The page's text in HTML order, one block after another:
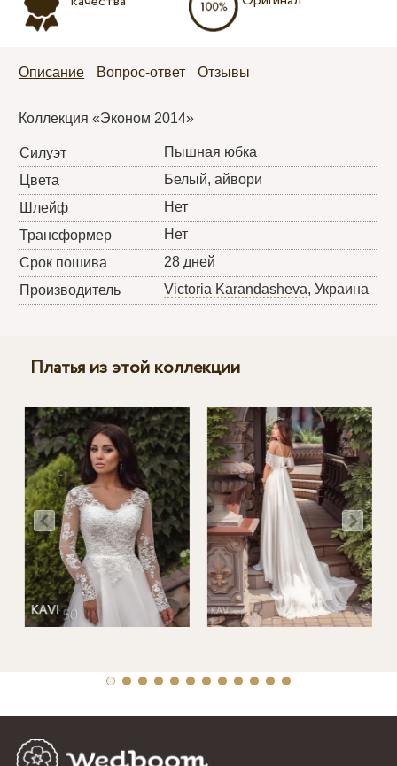
Описание Вопрос-ответ Отзывы
Коллекция «Эконом 2014»
Силуэт
Пышная юбка
Цвета
Белый, айвори
Шлейф
Нет
Трансформер
Нет
Срок пошива
28 дней
Производитель
Victoria Karandasheva, Украина
Платья из этой коллекции